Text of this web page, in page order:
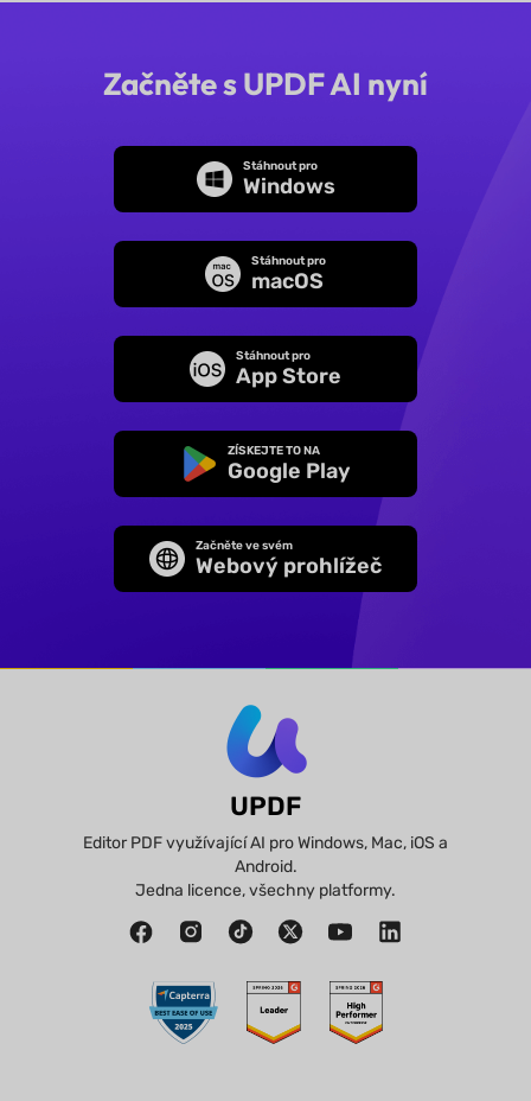
Začněte s UPDF AI nyní
Stáhnout pro
Windows
Stáhnout pro
macOS
Stáhnout pro
App Store
ZÍSKEJTE TO NA
Google Play
Začněte ve svém
Webový prohlížeč
UPDF
Editor PDF využívající AI pro Windows, Mac, iOS a
Android.
Jedna licence, všechny platformy.